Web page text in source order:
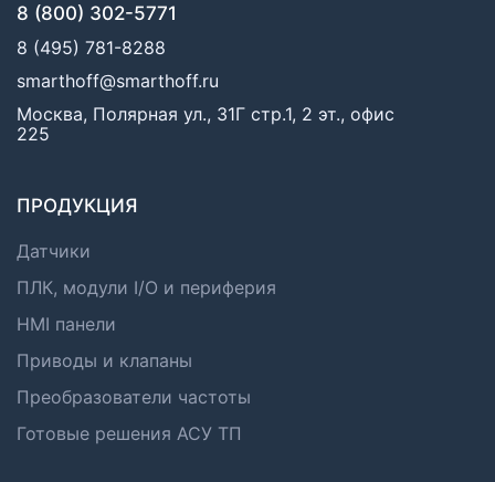
8 (800) 302-5771
8 (495) 781-8288
smarthoff@smarthoff.ru
Москва, Полярная ул., 31Г стр.1, 2 эт., офис
225
ПРОДУКЦИЯ
Датчики
ПЛК, модули I/O и периферия
HMI панели
Приводы и клапаны
Преобразователи частоты
Готовые решения АСУ ТП